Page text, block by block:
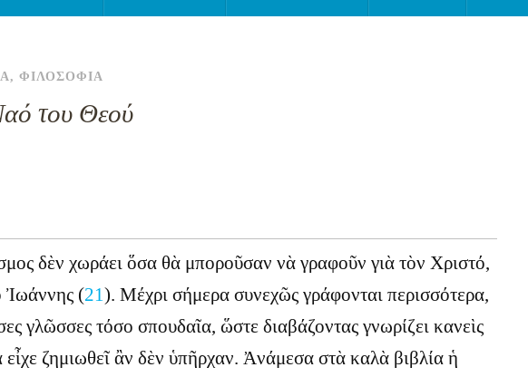
, ΦΙΛΟΣΟΦΙΑ
του Θεού
δὲν χωράει ὅσα θὰ μποροῦσαν νὰ γραφοῦν γιὰ τὸν Χριστό,
Ἰωάννης (21). Μέχρι σήμερα συνεχῶς γράφονται περισσότερα,
γλῶσσες τόσο σπουδαῖα, ὥστε διαβάζοντας γνωρίζει κανεὶς
εἶχε ζημιωθεῖ ἂν δὲν ὑπῆρχαν. Ἀνάμεσα στὰ καλὰ βιβλία ἡ